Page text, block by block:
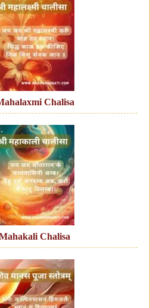
Mahalaxmi Chalisa
Mahakali Chalisa